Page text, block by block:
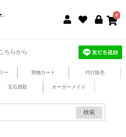
0
ちらから
ー 買物カート 代行販売
宝石買取 オーダーメイド
検索